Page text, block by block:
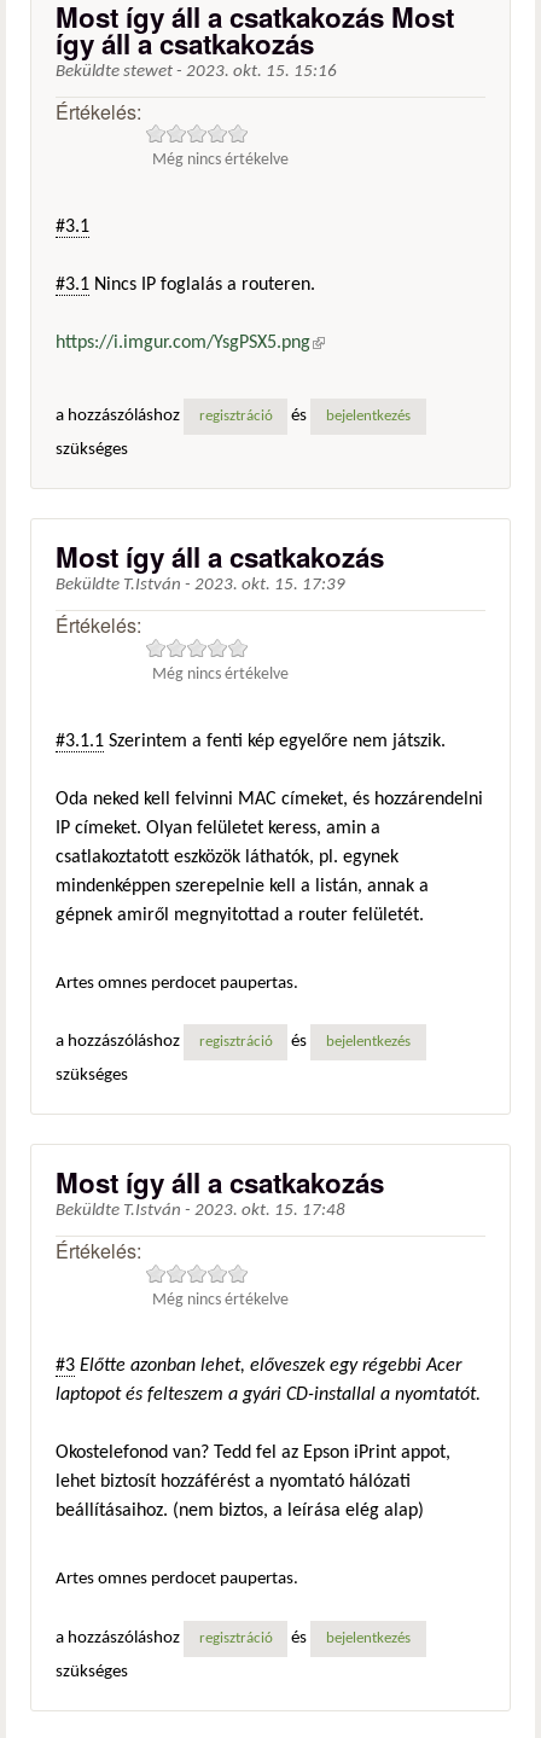
Most így áll a csatkakozás Most
így áll a csatkakozás
Beküldte stewet - 2023. okt. 15. 15:16
Értékelés:
Még nincs értékelve
#3.1
#3.1 Nincs IP foglalás a routeren.
https://i.imgur.com/YsgPSX5.png(külső hivatkozás)
a hozzászóláshoz regisztráció és bejelentkezés
szükséges
Most így áll a csatkakozás
Beküldte T.István - 2023. okt. 15. 17:39
Értékelés:
Még nincs értékelve
#3.1.1 Szerintem a fenti kép egyelőre nem játszik.
Oda neked kell felvinni MAC címeket, és hozzárendelni
IP címeket. Olyan felületet keress, amin a
csatlakoztatott eszközök láthatók, pl. egynek
mindenképpen szerepelnie kell a listán, annak a
gépnek amiről megnyitottad a router felületét.
Artes omnes perdocet paupertas.
a hozzászóláshoz regisztráció és bejelentkezés
szükséges
Most így áll a csatkakozás
Beküldte T.István - 2023. okt. 15. 17:48
Értékelés:
Még nincs értékelve
#3 Előtte azonban lehet, előveszek egy régebbi Acer
laptopot és felteszem a gyári CD-installal a nyomtatót.
Okostelefonod van? Tedd fel az Epson iPrint appot,
lehet biztosít hozzáférést a nyomtató hálózati
beállításaihoz. (nem biztos, a leírása elég alap)
Artes omnes perdocet paupertas.
a hozzászóláshoz regisztráció és bejelentkezés
szükséges